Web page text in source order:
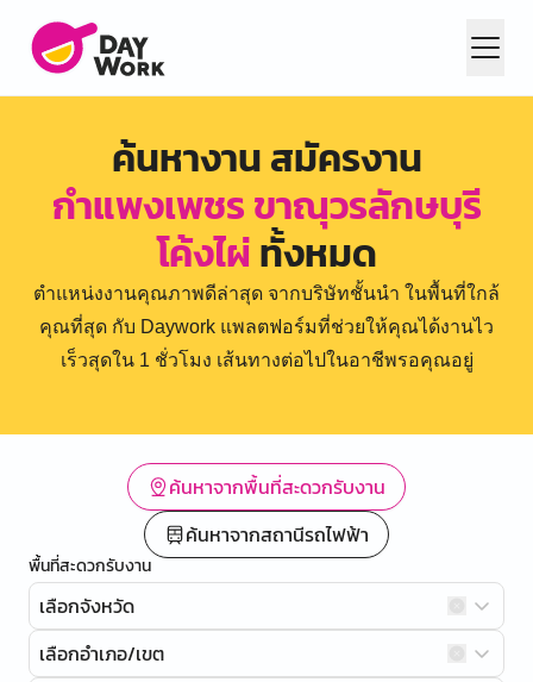
ค้นหางาน สมัครงาน
กำแพงเพชร ขาณุวรลักษบุรี
โค้งไผ่ทั้งหมด
ตำแหน่งงานคุณภาพดีล่าสุด จากบริษัทชั้นนำ ในพื้นที่ใกล้
คุณที่สุด กับ Daywork แพลตฟอร์มที่ช่วยให้คุณได้งานไว
เร็วสุดใน 1 ชั่วโมง เส้นทางต่อไปในอาชีพรอคุณอยู่
ค้นหาจากพื้นที่สะดวกรับงาน
ค้นหาจากสถานีรถไฟฟ้า
พื้นที่สะดวกรับงาน
เลือกจังหวัด
เลือกอำเภอ/เขต